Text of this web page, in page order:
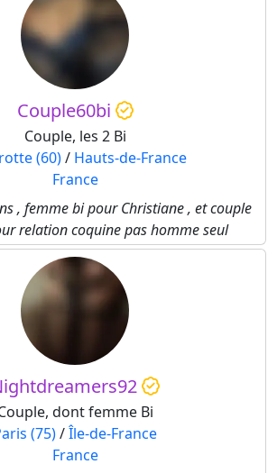
Couple60bi
Couple, les 2 Bi
(60)/ Hauts-de-France
France
, femme bi pour Christiane , et couple
relation coquine pas homme seul
dont femme Bi
(75)/Île-de-France
France